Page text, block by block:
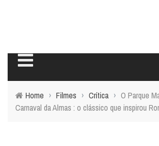
Home › Filmes › Crítica › O Parque
Carnaval da Almas : o clássico que inspirou